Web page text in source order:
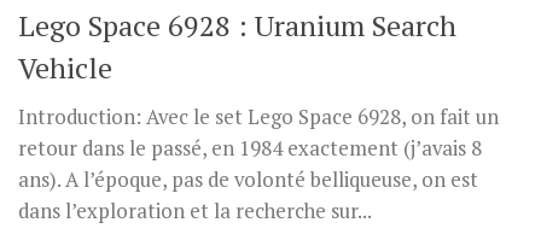
Lego Space 6928 : Uranium Search
Vehicle
Introduction: Avec le set Lego Space 6928, on fait un
retour dans le passé, en 1984 exactement (j’avais 8
ans). A l’époque, pas de volonté belliqueuse, on est
dans l’exploration et la recherche sur...